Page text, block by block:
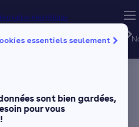
essentiels seulement
sont bien gardées,
pour vous
nous Presse
énergétique
d'aide ?
énergétique